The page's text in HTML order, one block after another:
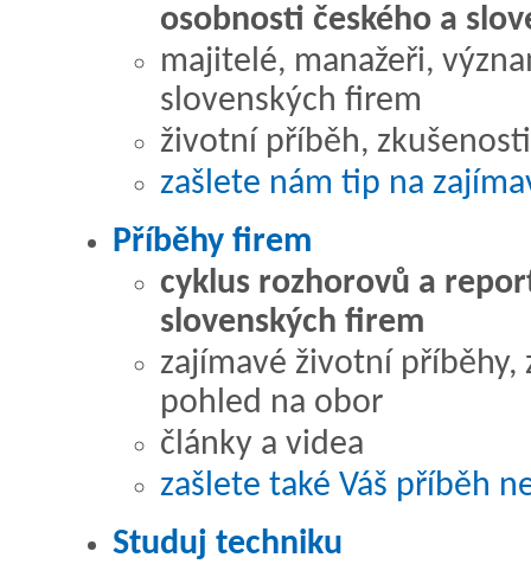
osobnosti českého a
majitelé, manažeři,
slovenských firem
životní příběh,
zašlete nám tip na
Příběhy firem
cyklus rozhorovů a
slovenských firem
zajímavé životní příběhy,
pohled na obor
články a videa
zašlete také Váš příběh
Studuj techniku